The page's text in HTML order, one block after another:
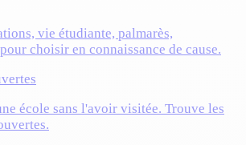
vie étudiante, palmarès,
choisir en connaissance de cause.
école sans l'avoir visitée. Trouve les